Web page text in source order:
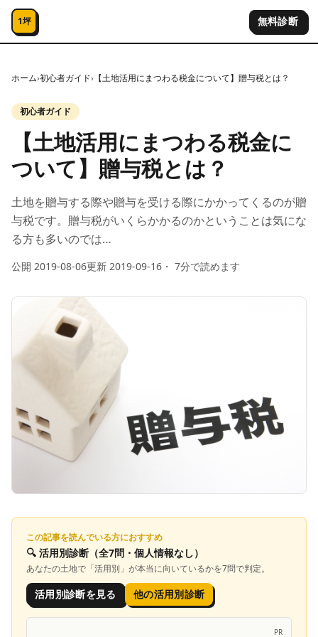
コンテンツへスキップ
1坪 無料診断
ホーム›初心者ガイド› 【土地活用にまつわる税金について】贈与税とは？
初心者ガイド
【土地活用にまつわる税金に
ついて】贈与税とは？
土地を贈与する際や贈与を受ける際にかかってくるのが贈
与税です。贈与税がいくらかかるのかということは気にな
る方も多いのでは…
公開 2019-08-06更新 2019-09-16 ・ 7分で読めます
この記事を読んでいる方におすすめ
🔍 活用別診断 （全7問・個人情報なし）
あなたの土地で「活用別 」が本当に向いているかを7問で判定。
活用別診断を見る 他の活用別診断
PR